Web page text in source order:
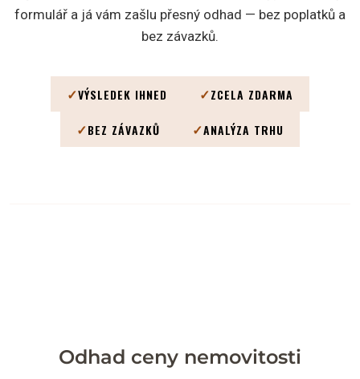
formulář a já vám zašlu přesný odhad — bez poplatků a
bez závazků.
✓VÝSLEDEK IHNED ✓ZCELA ZDARMA
✓BEZ ZÁVAZKŮ ✓ANALÝZA TRHU